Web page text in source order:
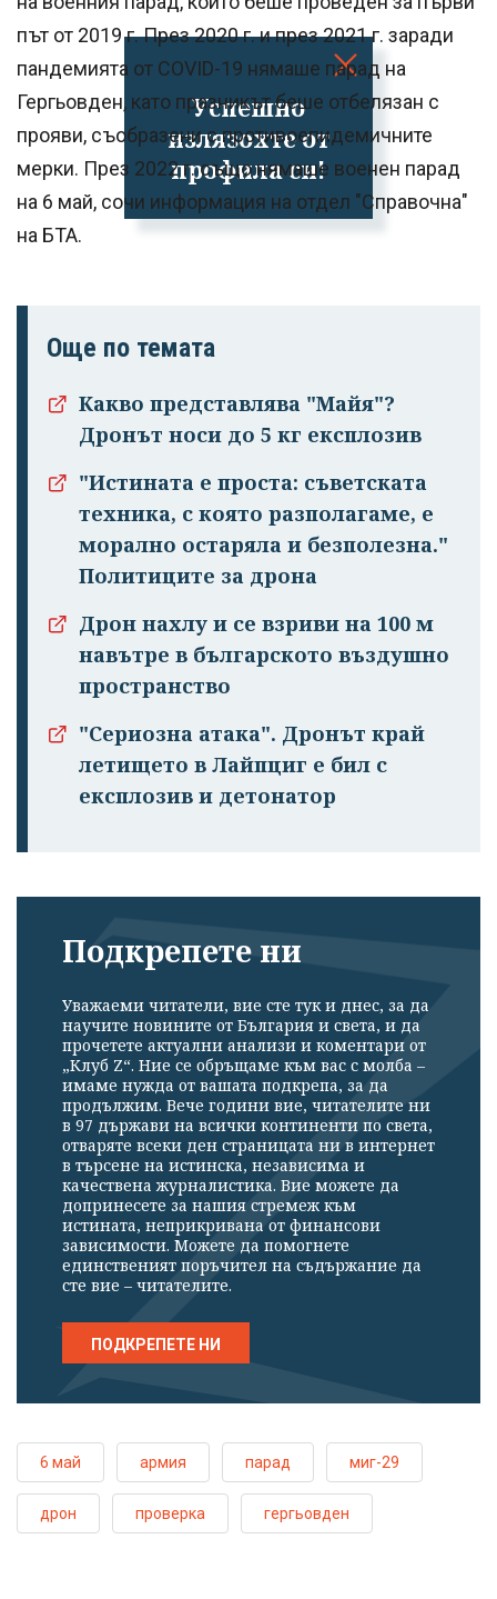
Успешно
излязохте от
профила си!
път от 2019 г. През 2020 г. и през 2021 г. заради
пандемията от COVID-19 нямаше парад на
Гергьовден, като празникът беше отбелязан с
прояви, съобразени с противоепидемичните
мерки. През 2022 г. също нямаше военен парад
на 6 май, сочи информация на отдел "Справочна"
на БТА.
Още по темата
Какво представлява "Майя"?
Дронът носи до 5 кг експлозив
"Истината е проста: съветската
техника, с която разполагаме, е
морално остаряла и безполезна."
Политиците за дрона
Дрон нахлу и се взриви на 100 м
навътре в българското въздушно
пространство
"Сериозна атака". Дронът край
летището в Лайпциг е бил с
експлозив и детонатор
Подкрепете ни
Уважаеми читатели, вие сте тук и днес, за да
научите новините от България и света, и да
прочетете актуални анализи и коментари от
„Клуб Z“. Ние се обръщаме към вас с молба –
имаме нужда от вашата подкрепа, за да
продължим. Вече години вие, читателите ни
в 97 държави на всички континенти по света,
отваряте всеки ден страницата ни в интернет
в търсене на истинска, независима и
качествена журналистика. Вие можете да
допринесете за нашия стремеж към
истината, неприкривана от финансови
зависимости. Можете да помогнете
единственият поръчител на съдържание да
сте вие – читателите.
ПОДКРЕПЕТЕ НИ
6 май армия парад миг-29
дрон проверка гергьовден